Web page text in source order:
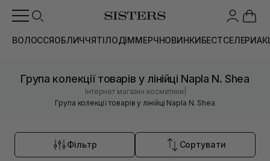
ВОЛОССЯОБЛИЧЧЯТІЛОДІММЕРЧНОВИНКИБЕСТСЕЛЕРИ
Група колекції товарів у лінійці Napla N. Shea
Інтернет магазин косметики
Група колекції товарів у лінійці Napla N. Shea
Фільтр Сортувати